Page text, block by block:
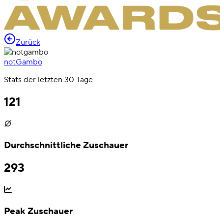
Zurück
notGambo
Stats der letzten 30 Tage
121
Durchschnittliche Zuschauer
293
Peak Zuschauer